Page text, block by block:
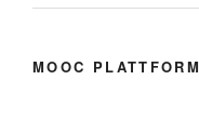
MOOC PLATTFORM